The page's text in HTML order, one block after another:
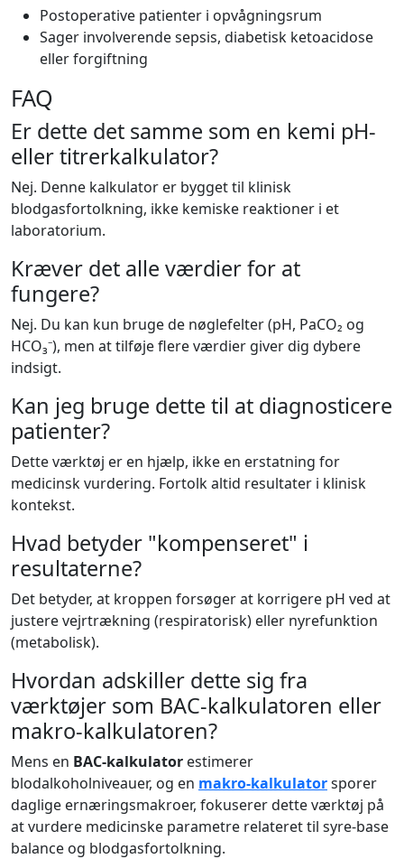
Postoperative patienter i opvågningsrum
Sager involverende sepsis, diabetisk ketoacidose
eller forgiftning
FAQ
Er dette det samme som en kemi pH-
eller titrerkalkulator?
Nej. Denne kalkulator er bygget til klinisk
blodgasfortolkning, ikke kemiske reaktioner i et
laboratorium.
Kræver det alle værdier for at
fungere?
Nej. Du kan kun bruge de nøglefelter (pH, PaCO₂ og
HCO₃⁻), men at tilføje flere værdier giver dig dybere
indsigt.
Kan jeg bruge dette til at diagnosticere
patienter?
Dette værktøj er en hjælp, ikke en erstatning for
medicinsk vurdering. Fortolk altid resultater i klinisk
kontekst.
Hvad betyder "kompenseret" i
resultaterne?
Det betyder, at kroppen forsøger at korrigere pH ved at
justere vejrtrækning (respiratorisk) eller nyrefunktion
(metabolisk).
Hvordan adskiller dette sig fra
værktøjer som BAC-kalkulatoren eller
makro-kalkulatoren?
Mens en BAC-kalkulator estimerer
blodalkoholniveauer, og en makro-kalkulatorsporer
daglige ernæringsmakroer, fokuserer dette værktøj på
at vurdere medicinske parametre relateret til syre-base
balance og blodgasfortolkning.